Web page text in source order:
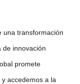
transformación
de innovación
promete
accedemos a la